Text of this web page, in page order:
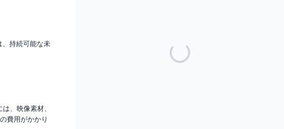
、持続可能な未
、映像素材、
費用がかかり